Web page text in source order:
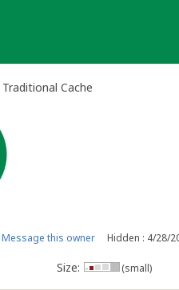
Cache
Message this owner Hidden : 4/28/
Size: (small)